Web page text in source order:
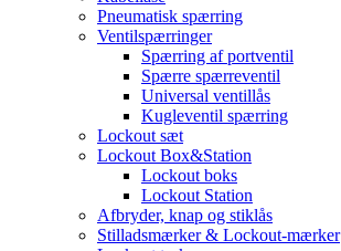
Pneumatisk spærring
Ventilspærringer
Spærring af portventil
Spærre spærreventil
Universal ventillås
Kugleventil spærring
Lockout sæt
Lockout Box&Station
Lockout boks
Lockout Station
Afbryder, knap og stiklås
Stilladsmærker & Lockout-mærker